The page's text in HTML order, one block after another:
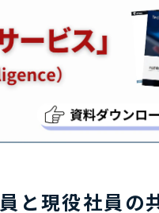
と現役社員の